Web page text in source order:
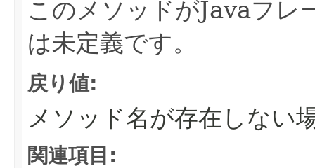
このメソッドがJavaフレ
は未定義です。
戻り値:
メソッド名が存在しない
関連項目: